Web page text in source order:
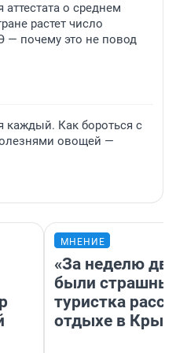
о среднем
растет число
— почему это не повод
каждый. Как бороться с
овощей —
МНЕНИЕ
«За неделю
были
туристка
отдыхе в